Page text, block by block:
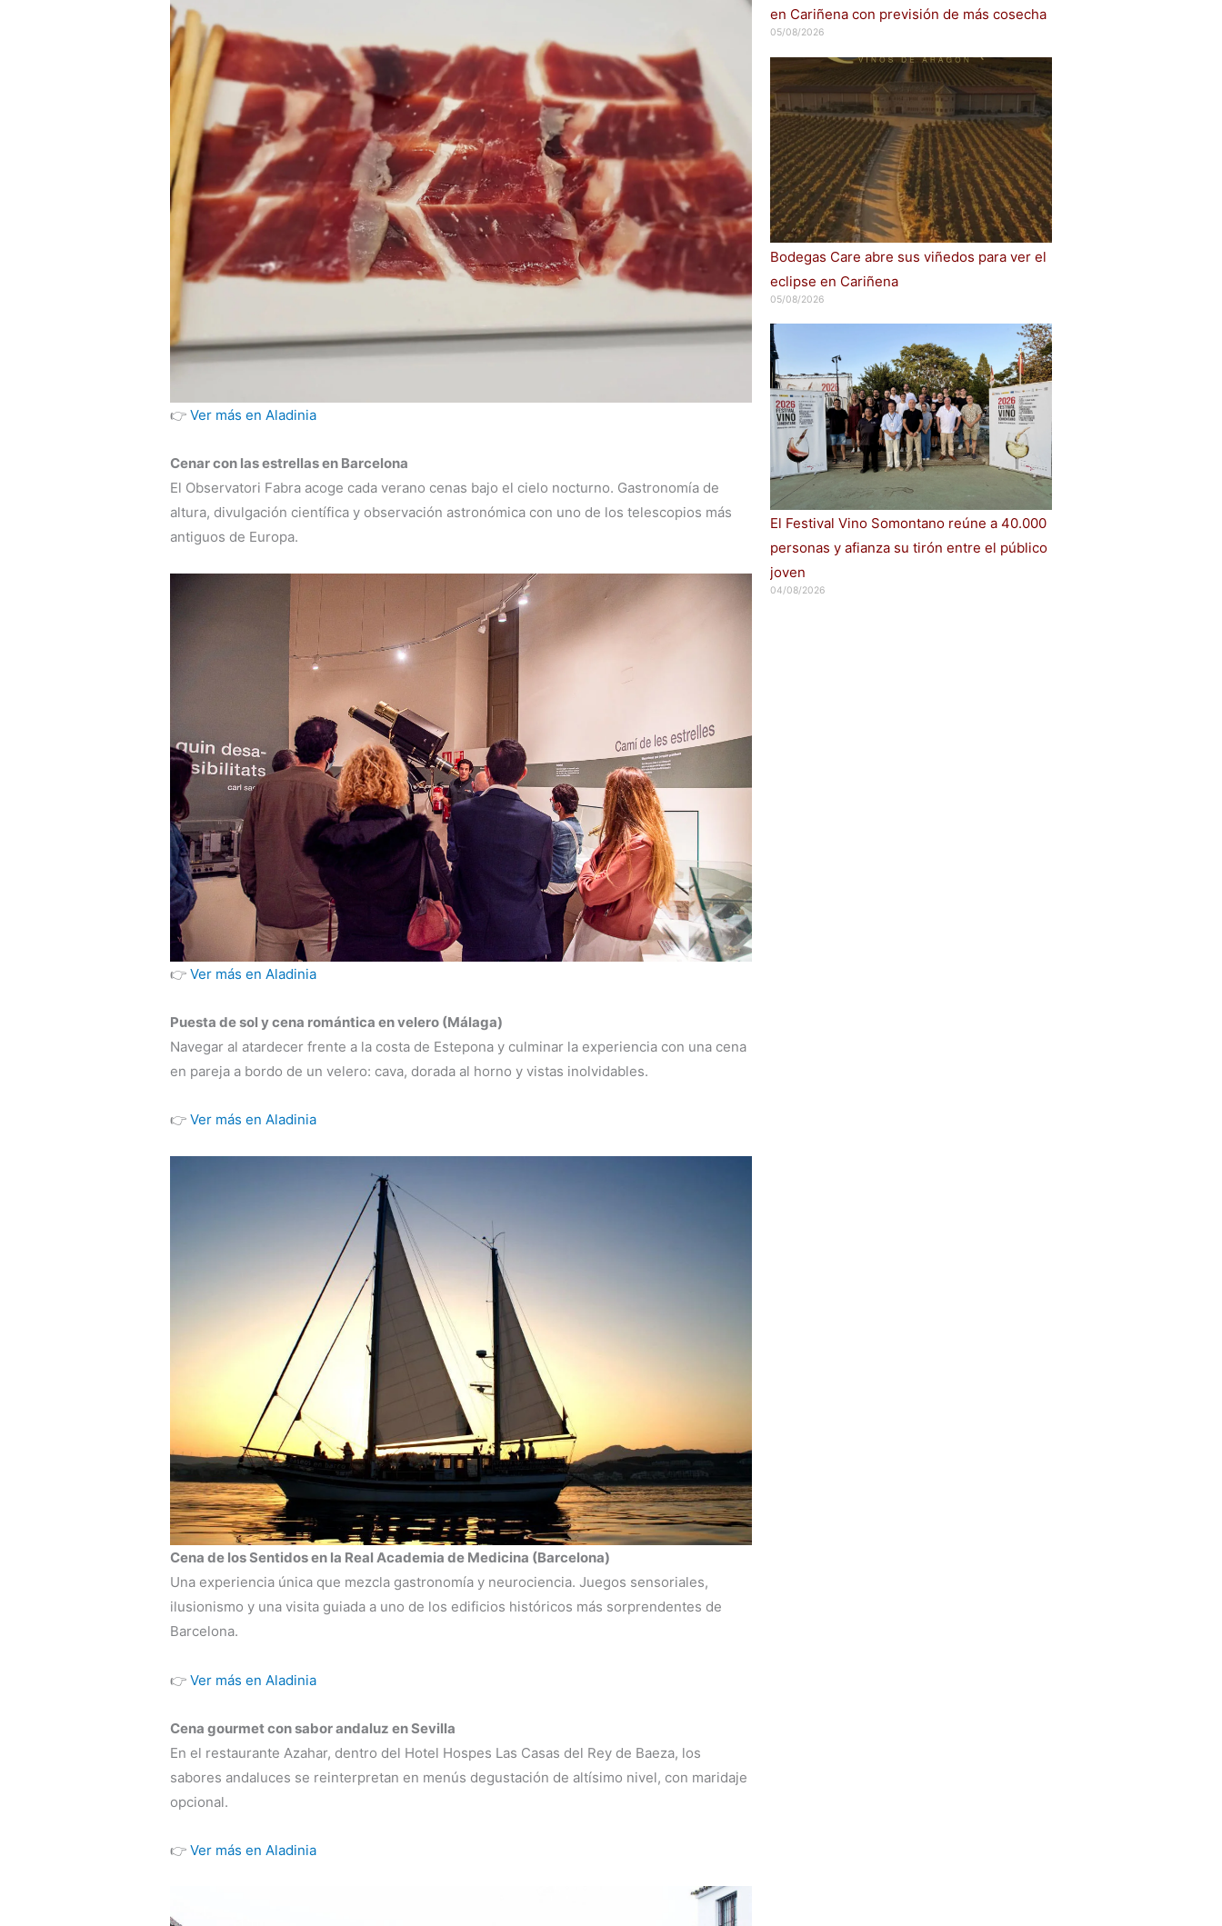
👉 Ver más en Aladinia
Cenar con las estrellas en Barcelona
El Observatori Fabra acoge cada verano cenas bajo el cielo nocturno. Gastronomía de
altura, divulgación científica y observación astronómica con uno de los telescopios más
antiguos de Europa.
👉 Ver más en Aladinia
Puesta de sol y cena romántica en velero (Málaga)
Navegar al atardecer frente a la costa de Estepona y culminar la experiencia con una cena
en pareja a bordo de un velero: cava, dorada al horno y vistas inolvidables.
👉 Ver más en Aladinia
Cena de los Sentidos en la Real Academia de Medicina (Barcelona)
Una experiencia única que mezcla gastronomía y neurociencia. Juegos sensoriales,
ilusionismo y una visita guiada a uno de los edificios históricos más sorprendentes de
Barcelona.
👉 Ver más en Aladinia
Cena gourmet con sabor andaluz en Sevilla
En el restaurante Azahar, dentro del Hotel Hospes Las Casas del Rey de Baeza, los
sabores andaluces se reinterpretan en menús degustación de altísimo nivel, con maridaje
opcional.
👉 Ver más en Aladinia
en Cariñena con previsión de más cosecha
05/08/2026
Bodegas Care abre sus viñedos para ver el
eclipse en Cariñena
05/08/2026
El Festival Vino Somontano reúne a 40.000
personas y afianza su tirón entre el público
joven
04/08/2026